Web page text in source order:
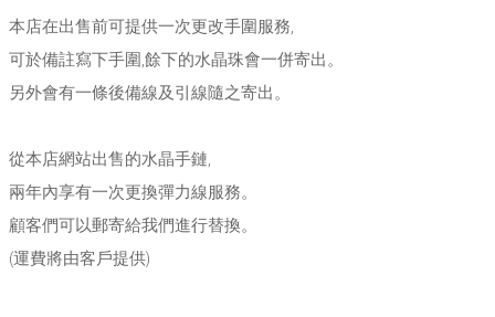
本店在出售前可提供一次更改手圍服務,
可於備註寫下手圍,餘下的水晶珠會一併寄出。
另外會有一條後備線及引線隨之寄出。
從本店網站出售的水晶手鏈,
兩年內享有一次更換彈力線服務。
顧客們可以郵寄給我們進行替換。
(運費將由客戶提供)